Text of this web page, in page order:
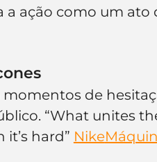
a ação como um ato
de
“What unites
hard” Nike